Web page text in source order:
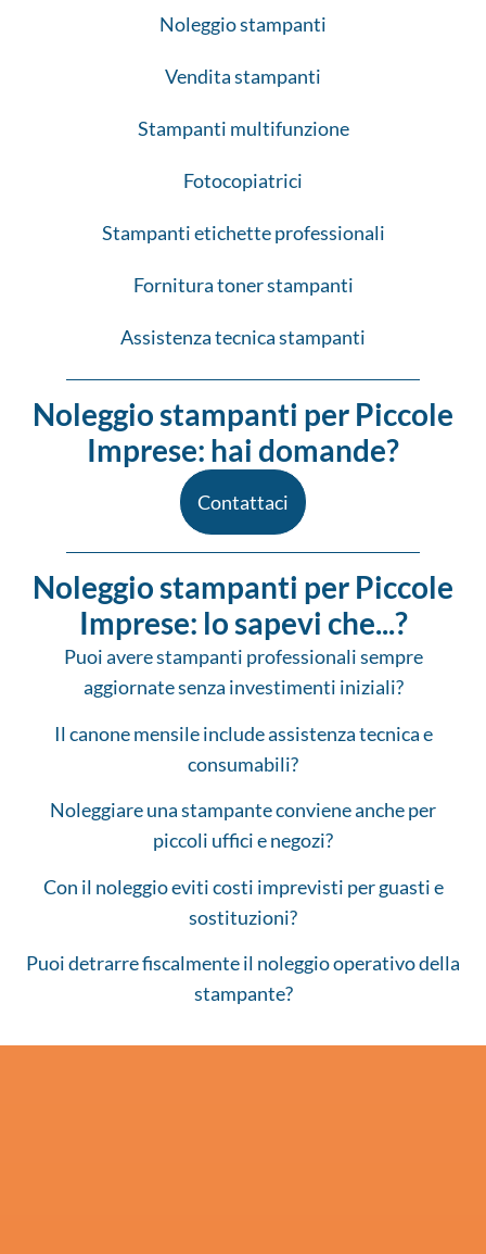
Noleggio stampanti
Vendita stampanti
Stampanti multifunzione
Fotocopiatrici
Stampanti etichette professionali
Fornitura toner stampanti
Assistenza tecnica stampanti
Noleggio stampanti per Piccole
Imprese: hai domande?
Contattaci
Noleggio stampanti per Piccole
Imprese: lo sapevi che...?
Puoi avere stampanti professionali sempre
aggiornate senza investimenti iniziali?
Il canone mensile include assistenza tecnica e
consumabili?
Noleggiare una stampante conviene anche per
piccoli uffici e negozi?
Con il noleggio eviti costi imprevisti per guasti e
sostituzioni?
Puoi detrarre fiscalmente il noleggio operativo della
stampante?